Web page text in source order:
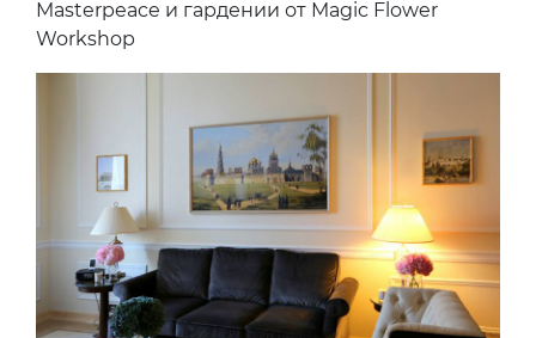
Masterpeace и гардении от Magic Flower
Workshop